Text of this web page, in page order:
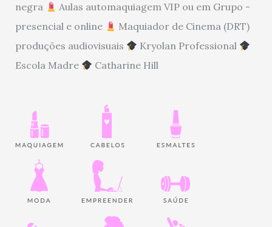
negra
Aulas automaquiagem VIP ou em Grupo -
presencial e online
Maquiador de Cinema (DRT)
produções audiovisuais
Kryolan Professional
Escola Madre
Catharine Hill